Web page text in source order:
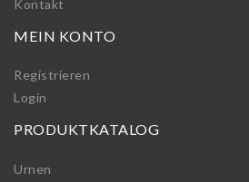
Kontakt
MEIN KONTO
Registrieren
Login
PRODUKTKATALOG
Urnen